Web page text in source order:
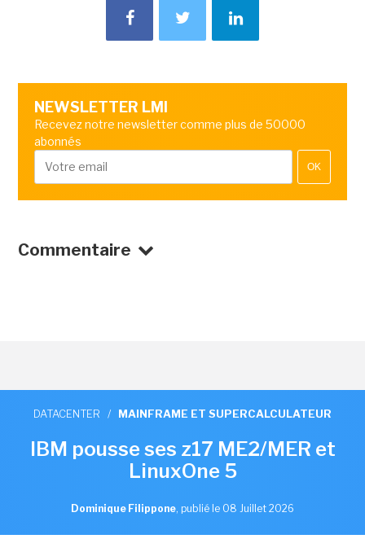
NEWSLETTER LMI
Recevez notre newsletter comme plus de 50000
abonnés
OK
Commentaire
DATACENTER / MAINFRAME ET SUPERCALCULATEUR
IBM pousse ses z17 ME2/MER et
LinuxOne 5
Dominique Filippone, publié le 08 Juillet 2026